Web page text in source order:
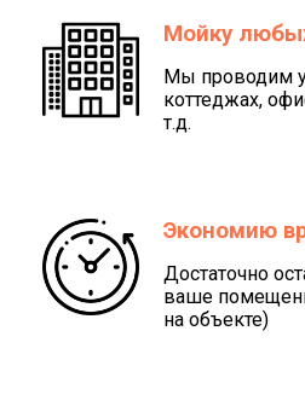
Мойку
Мы проводим
коттеджах,
т.д.
Экономию
Достаточно
ваше
на объекте)